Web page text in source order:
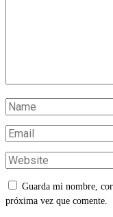
Guarda mi nombre,
próxima vez que comente.